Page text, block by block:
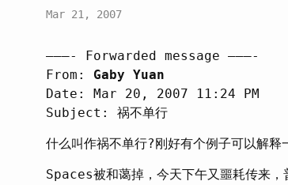
Mar 21, 2007
———- Forwarded message ———-
From: Gaby Yuan
Date: Mar 20, 2007 11:24 PM
Subject: 祸不单行
什么叫作祸不单行?刚好有个例子可以解释
Spaces被和蔼掉，今天下午又噩耗传来